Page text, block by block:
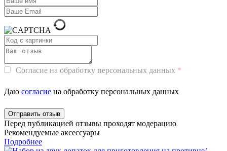
Согласие на обработку персональных данных
Даю согласие на обработку персональных данных
Перед публикацией отзывы проходят модерацию
Рекомендуемые аксессуары
Подробнее